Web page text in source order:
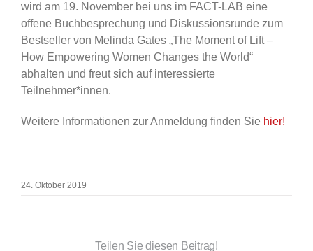
wird am 19. November bei uns im FACT-LAB eine
offene Buchbesprechung und Diskussionsrunde zum
Bestseller von Melinda Gates „The Moment of Lift –
How Empowering Women Changes the World“
abhalten und freut sich auf interessierte
Teilnehmer*innen.
Weitere Informationen zur Anmeldung finden Sie hier!
24. Oktober 2019
Teilen Sie diesen Beitrag!